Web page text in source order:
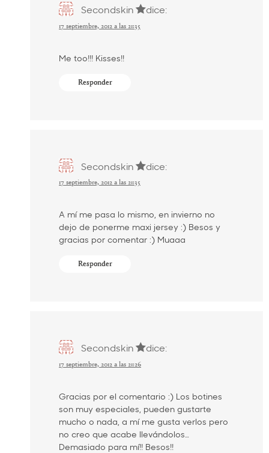
Secondskin dice:
17 septiembre, 2012 a las 21:35
Me too!!! Kisses!!
Responder
Secondskin dice:
17 septiembre, 2012 a las 21:35
A mí me pasa lo mismo, en invierno no
dejo de ponerme maxi jersey :) Besos y
gracias por comentar :) Muaaa
Responder
Secondskin dice:
17 septiembre, 2012 a las 21:26
Gracias por el comentario :) Los botines
son muy especiales, pueden gustarte
mucho o nada, a mí me gusta verlos pero
no creo que acabe llevándolos…
Demasiado para mí!! Besos!!